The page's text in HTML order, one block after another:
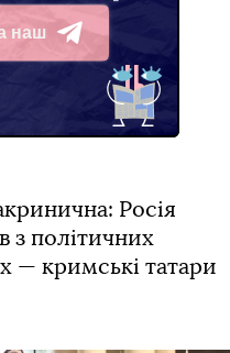
наш
Росія
з політичних
— кримські татари